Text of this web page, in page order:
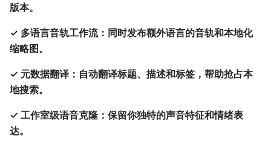
版本。
✓ 多语言音轨工作流：同时发布额外语言的音轨和本地化
缩略图。
✓ 元数据翻译：自动翻译标题、描述和标签，帮助抢占本
地搜索。
✓ 工作室级语音克隆：保留你独特的声音特征和情绪表
达。